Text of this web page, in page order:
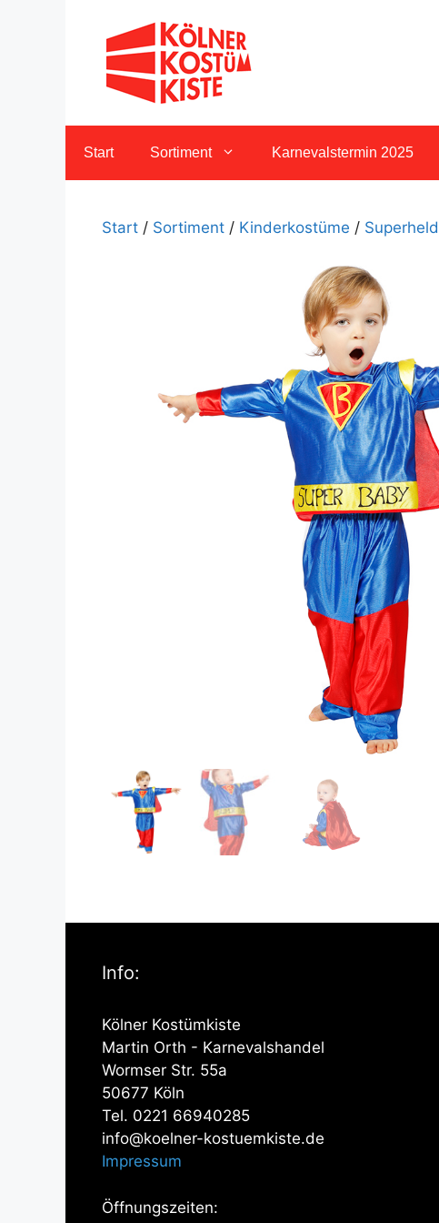
Start Sortiment Karnevalstermin 2025
Start / Sortiment / Kinderkostüme /
Info:
Kölner Kostümkiste
Martin Orth - Karnevalshandel
Wormser Str. 55a
50677 Köln
Tel. 0221 66940285
info@koelner-kostuemkiste.de
Impressum
Öffnungszeiten: